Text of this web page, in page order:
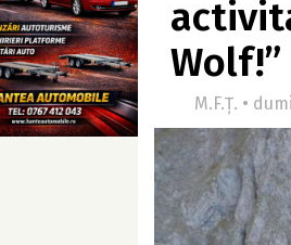
Wolf!”
M.F.Ț. •